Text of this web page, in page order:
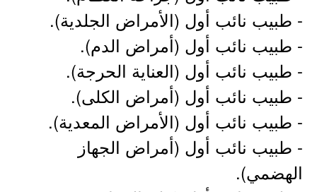
- طبيب نائب أول (الأمراض الجلدية).
- طبيب نائب أول (أمراض الدم).
- طبيب نائب أول (العناية الحرجة).
- طبيب نائب أول (أمراض الكلى).
- طبيب نائب أول (الأمراض المعدية).
- طبيب نائب أول (أمراض الجهاز
الهضمي).